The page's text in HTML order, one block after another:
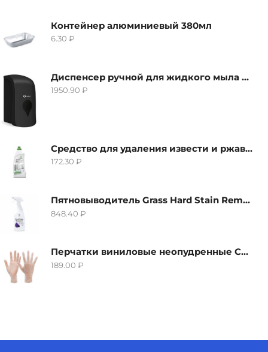
Контейнер алюминиевый 380мл
6.30 ₽
Диспенсер ручной для жидкого мыла Grass IT-0638, черный
1950.90 ₽
Средство для удаления извести и ржавчины Grass Gloss-Gel, 500мл
172.30 ₽
Пятновыводитель Grass Hard Stain Remover, 600мл
848.40 ₽
Перчатки виниловые неопудренные CTP-BS, размер S
189.00 ₽